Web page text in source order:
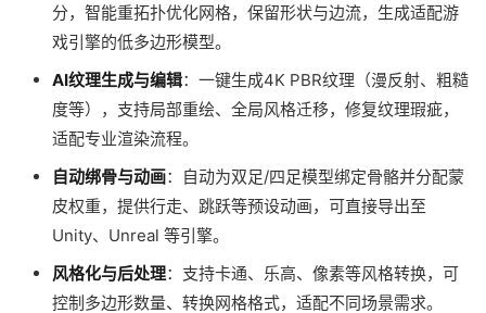
分，智能重拓扑优化网格，保留形状与边流，生成适配游
戏引擎的低多边形模型。
AI纹理生成与编辑：一键生成4K PBR纹理（漫反射、粗糙
度等），支持局部重绘、全局风格迁移，修复纹理瑕疵，
适配专业渲染流程。
自动绑骨与动画：自动为双足/四足模型绑定骨骼并分配蒙
皮权重，提供行走、跳跃等预设动画，可直接导出至
Unity、Unreal 等引擎。
风格化与后处理：支持卡通、乐高、像素等风格转换，可
控制多边形数量、转换网格格式，适配不同场景需求。